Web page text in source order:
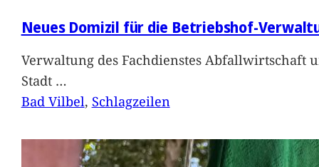
Neues Domizil für die Betriebshof-
Verwaltung des Fachdienstes Abfallwirtschaft
Stadt …
Bad Vilbel, Schlagzeilen